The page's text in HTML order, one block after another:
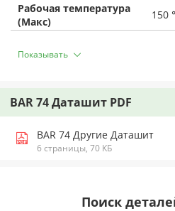
Рабочая температура
(Макс)
150
Показывать
BAR 74 Даташит PDF
BAR 74 Другие Даташит
6 страницы, 70 КБ
Поиск